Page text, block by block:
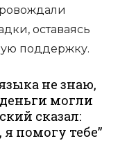
оставаясь
поддержку.
не знаю,
могли
сказал:
помогу тебе”